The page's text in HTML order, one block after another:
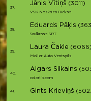
37.
Jānis Vītiņš (3011)
VSK Noskrien Rieksti
38.
Eduards Pāķis
Saulkrasti SRT
39.
Laura Čakle (6066)
Moller Auto Ventspils
40.
Aigars Silkalns
colorlib.com
41. Gints Krieviņš